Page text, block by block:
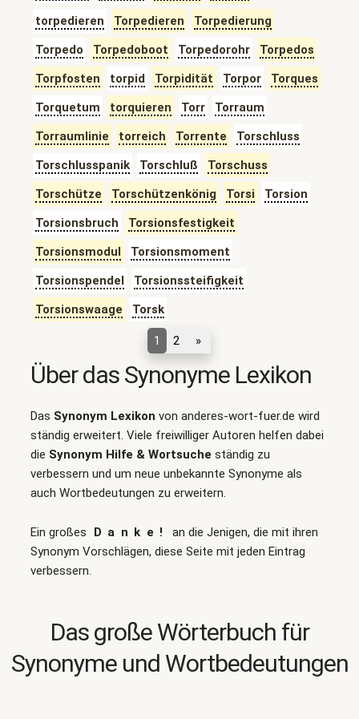
torpedieren
Torpedieren
Torpedierung
Torpedo
Torpedoboot Torpedorohr
Torpedos
Torpfosten
torpid Torpidität Torpor
Torques
Torquetum
torquieren Torr
Torraum
Torraumlinie
torreich Torrente
Torschluss
Torschlusspanik
Torschluß
Torschuss
Torschütze
Torschützenkönig Torsi
Torsion
Torsionsbruch
Torsionsfestigkeit
Torsionsmodul
Torsionsmoment
Torsionspendel
Torsionssteifigkeit
Torsionswaage
Torsk
1 2 »
Über das Synonyme Lexikon
Das Synonym Lexikon von anderes-wort-fuer.de wird
ständig erweitert. Viele freiwilliger Autoren helfen dabei
die Synonym Hilfe & Wortsuche ständig zu
verbessern und um neue unbekannte Synonyme als
auch Wortbedeutungen zu erweitern.
Ein großes Danke!
an die Jenigen, die mit ihren
Synonym Vorschlägen, diese Seite mit jeden Eintrag
verbessern.
Das große Wörterbuch für
Synonyme und Wortbedeutungen